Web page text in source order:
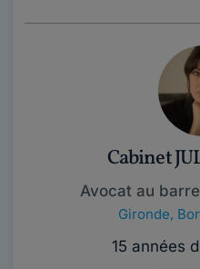
Cabinet
Avocat au
Gironde,
15 années